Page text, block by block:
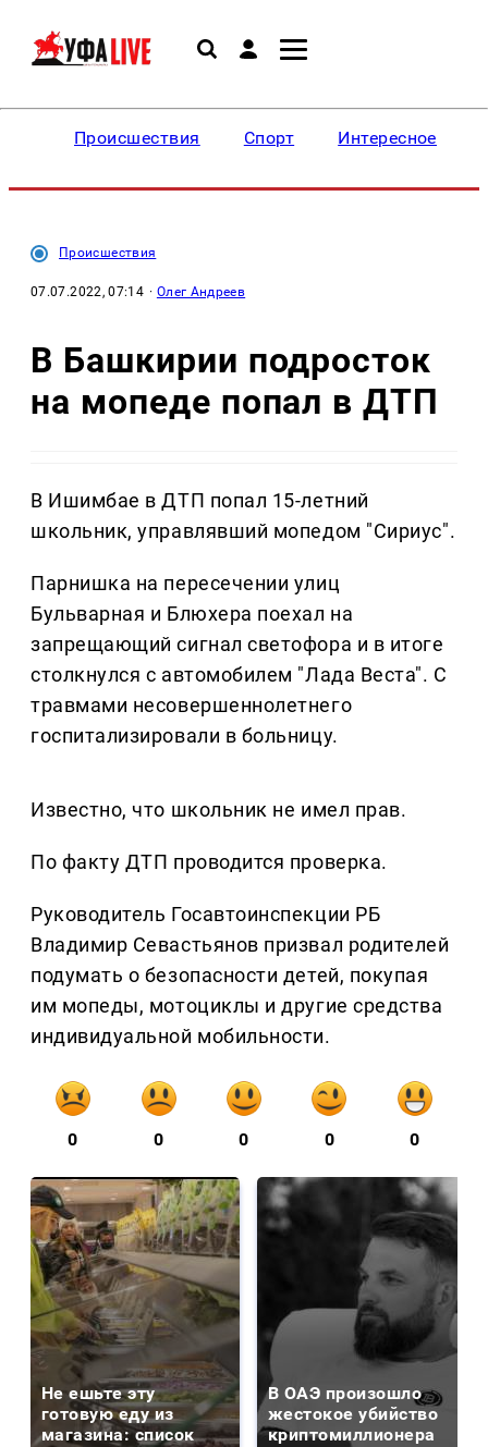
Происшествия Спорт Интересное
Происшествия
07.07.2022, 07:14 · Олег Андреев
В Башкирии подросток
на мопеде попал в ДТП
В Ишимбае в ДТП попал 15-летний
школьник, управлявший мопедом "Сириус".
Парнишка на пересечении улиц
Бульварная и Блюхера поехал на
запрещающий сигнал светофора и в итоге
столкнулся с автомобилем "Лада Веста". С
травмами несовершеннолетнего
госпитализировали в больницу.
Известно, что школьник не имел прав.
По факту ДТП проводится проверка.
Руководитель Госавтоинспекции РБ
Владимир Севастьянов призвал родителей
подумать о безопасности детей, покупая
им мопеды, мотоциклы и другие средства
индивидуальной мобильности.
0 0 0 0 0
Не ешьте эту
готовую еду из
магазина: список
В ОАЭ произошло
жестокое убийство
криптомиллионера